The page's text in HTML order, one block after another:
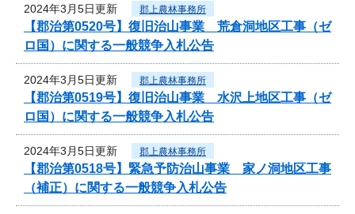
2024年3月5日更新 郡上農林事務所
【郡治第0520号】復旧治山事業 荒倉洞地区工事（ゼ
ロ国）に関する一般競争入札公告
2024年3月5日更新 郡上農林事務所
【郡治第0519号】復旧治山事業 水沢上地区工事（ゼ
ロ国）に関する一般競争入札公告
2024年3月5日更新 郡上農林事務所
【郡治第0518号】緊急予防治山事業 家ノ洞地区工事
（補正）に関する一般競争入札公告